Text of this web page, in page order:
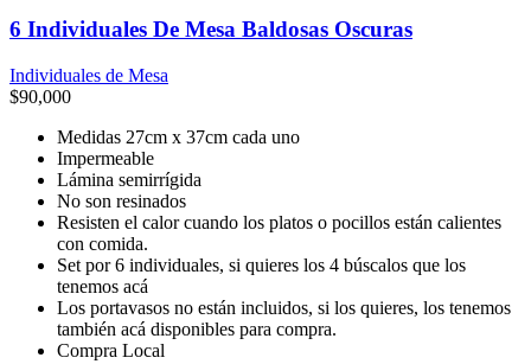
6 Individuales De Mesa Baldosas Oscuras
Individuales de Mesa
$90,000
Medidas 27cm x 37cm cada uno
Impermeable
Lámina semirrígida
No son resinados
Resisten el calor cuando los platos o pocillos están calientes
con comida.
Set por 6 individuales, si quieres los 4 búscalos que los
tenemos acá
Los portavasos no están incluidos, si los quieres, los tenemos
también acá disponibles para compra.
Compra Local